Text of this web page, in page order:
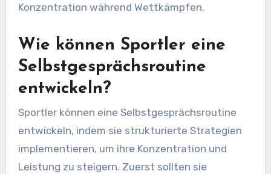
Konzentration während Wettkämpfen.
Wie können Sportler eine
Selbstgesprächsroutine
entwickeln?
Sportler können eine Selbstgesprächsroutine
entwickeln, indem sie strukturierte Strategien
implementieren, um ihre Konzentration und
Leistung zu steigern. Zuerst sollten sie